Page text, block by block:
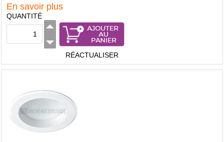
En savoir plus
QUANTITÉ
RÉACTUALISER